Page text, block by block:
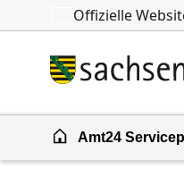
Zum Inhalt springen
Zur Suche springen
Offizielle
Amt24